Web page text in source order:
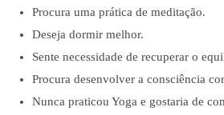
Procura uma prática de meditação.
Deseja dormir melhor.
Sente necessidade de recuperar o
Procura desenvolver a consciência
Nunca praticou Yoga e gostaria de